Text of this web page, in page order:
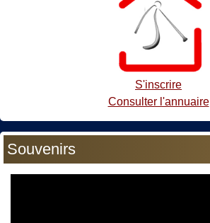
S'inscrire
Consulter l'annuaire
Souvenirs